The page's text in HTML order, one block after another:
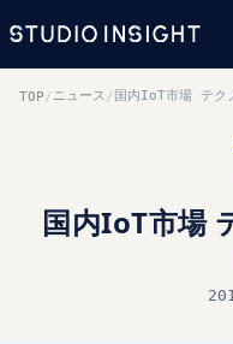
TOP / ニュース / 国内IoT市場 テク
国内IoT市場